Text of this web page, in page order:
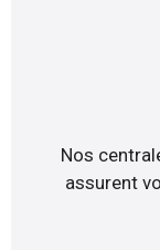
Nos
assurent